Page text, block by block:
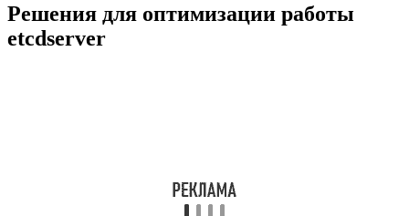
Решения для оптимизации работы
etcdserver